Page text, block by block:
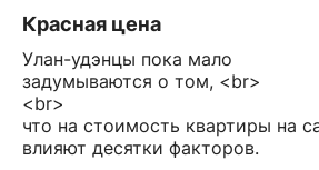
Красная цена
Улан-удэнцы пока мало
задумываются о том, <br>
<br>
что на стоимость квартиры на
влияют десятки факторов.